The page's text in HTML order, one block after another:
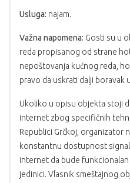
Usluga: najam.
Važna napomena: Gosti su u
reda propisanog od strane
nepoštovanja kućnog reda,
pravo da uskrati dalji boravak
Ukoliko u opisu objekta stoji
internet zbog specifičnih
Republici Grčkoj, organizator
konstantnu dostupnost
internet da bude
jedinici. Vlasnik smeštajnog